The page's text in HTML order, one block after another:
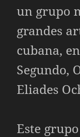
un grupo
grandes
cubana,
Segundo,
Eliades
Este